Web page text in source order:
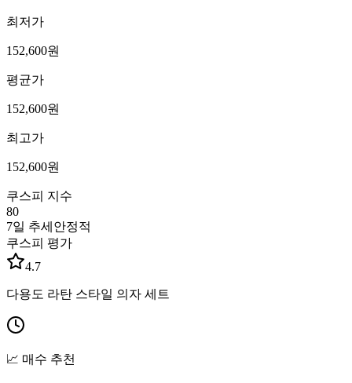
최저가
152,600원
평균가
152,600원
최고가
152,600원
쿠스피 지수
80
7일 추세 안정적
쿠스피 평가
4.7
다용도 라탄 스타일 의자 세트
📈 매수 추천